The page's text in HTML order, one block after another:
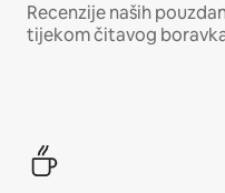
Recenzije naših
tijekom čitavog